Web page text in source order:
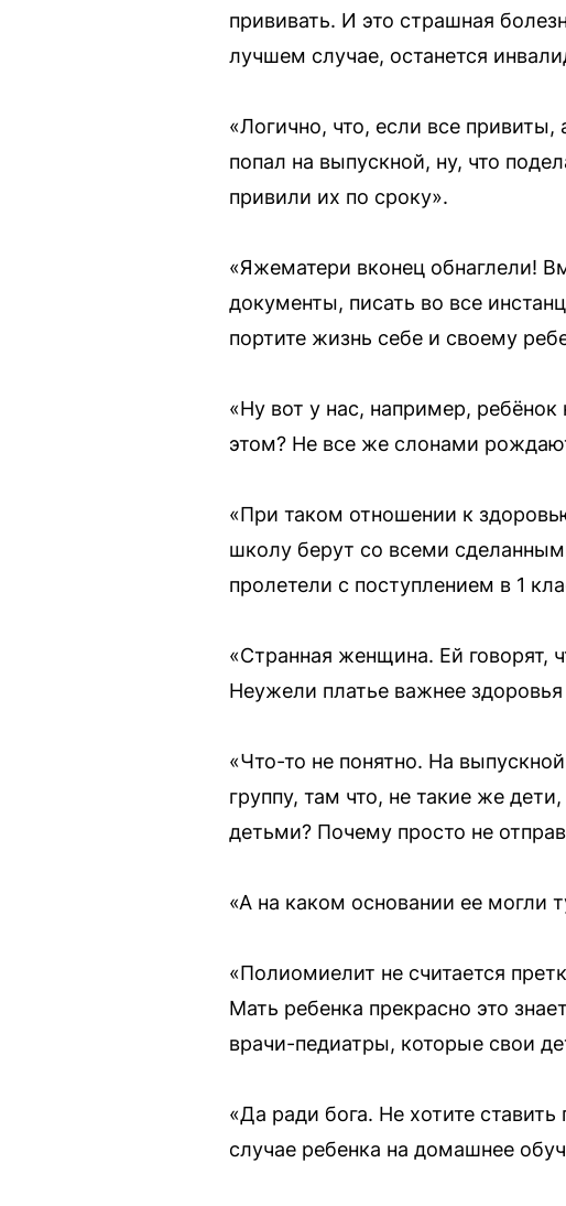
прививать. И это страшная
лучшем случае, останется
«Логично, что, если все привиты,
попал на выпускной, ну, что
привили их по сроку».
«Яжематери вконец обнаглели!
документы, писать во все
портите жизнь себе и своему
«Ну вот у нас, например,
этом? Не все же слонами
«При таком отношении к
школу берут со всеми
пролетели с поступлением в 1
«Странная женщина. Ей говорят,
Неужели платье важнее здоровья
«Что-то не понятно. На
группу, там что, не такие же
детьми? Почему просто не
«А на каком основании ее могли
«Полиомиелит не считается
Мать ребенка прекрасно это
врачи-педиатры, которые свои
«Да ради бога. Не хотите
случае ребенка на домашнее